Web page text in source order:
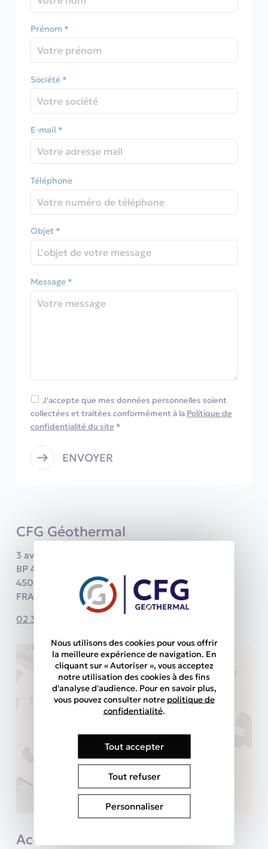
CFG Géothermal
3 avenue Claude Guillemin
BP 46429
45064 Orléans Cedex 2
FRANCE
02 38 64 31 22
Accès
Prénom *
Société *
E-mail *
Téléphone
Objet *
Message *
J'accepte que mes données personnelles soient
collectées et traitées conformément à la Politique de
confidentialité du site *
ENVOYER
Nous utilisons des cookies pour vous offrir
la meilleure expérience de navigation. En
cliquant sur « Autoriser », vous acceptez
notre utilisation des cookies à des fins
d'analyse d'audience. Pour en savoir plus,
vous pouvez consulter notre politique de
confidentialité.
Tout accepter
Tout refuser
Personnaliser